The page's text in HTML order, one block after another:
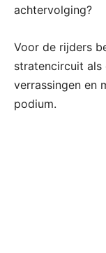
achtervolging?
Voor de rijders
stratencircuit als
verrassingen en
podium.